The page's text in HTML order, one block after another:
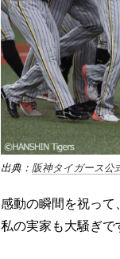
出典： 阪神タイガース公
感動の瞬間を祝って
私の実家も大騒ぎで